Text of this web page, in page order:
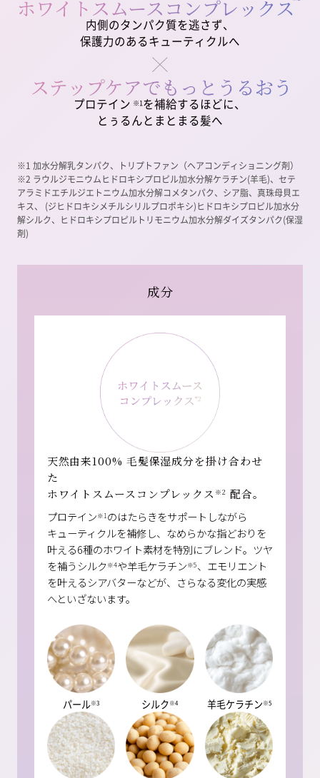
内側のタンパク質を逃さず、
保護力のあるキューティクルへ
プロテイン ※1 を補給するほどに、
とぅるんとまとまる髪へ
※1 加水分解乳タンパク、トリプトファン（ヘアコンディショニング剤）
※2 ラウルジモニウムヒドロキシプロピル加水分解ケラチン(羊毛)、セテ
アラミドエチルジエトニウム加水分解コメタンパク、シア脂、真珠母貝エ
キス、 (ジヒドロキシメチルシリルプロポキシ)ヒドロキシプロピル加水分
解シルク、ヒドロキシプロピルトリモニウム加水分解ダイズタンパク(保湿
剤)
成分
天然由来100% 毛髪保湿成分を掛け合わせ
た
ホワイトスムースコンプレックス ※2 配合。
プロテイン※1 のはたらきをサポートしながら
キューティクルを補修し、なめらかな指どおりを
叶える6種のホワイト素材を特別にブレンド。ツヤ
を補うシルク ※4や羊毛ケラチン※5、エモリエント
を叶えるシアバターなどが、さらなる変化の実感
へといざないます。
パール※3 シルク ※4 羊毛ケラチン ※5